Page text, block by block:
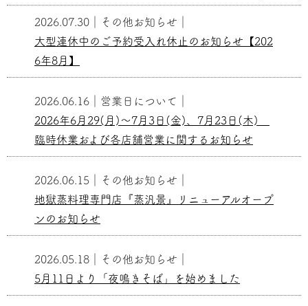
2026.07.30 その他お知らせ
大型連休中のご予約受入れ休止のお知らせ【202
6年8月】
2026.06.16 営業日について
2026年6月29(月)～7月3日(金)、7月23日(木)
臨時休業および各店舗営業に関するお知らせ
2026.06.15 その他お知らせ
地獄蒸料理専門店『蒸汎景』リニューアルオープ
ンのお知らせ
2026.05.18 その他お知らせ
5月11日より「夜鳴きそば」を始めました